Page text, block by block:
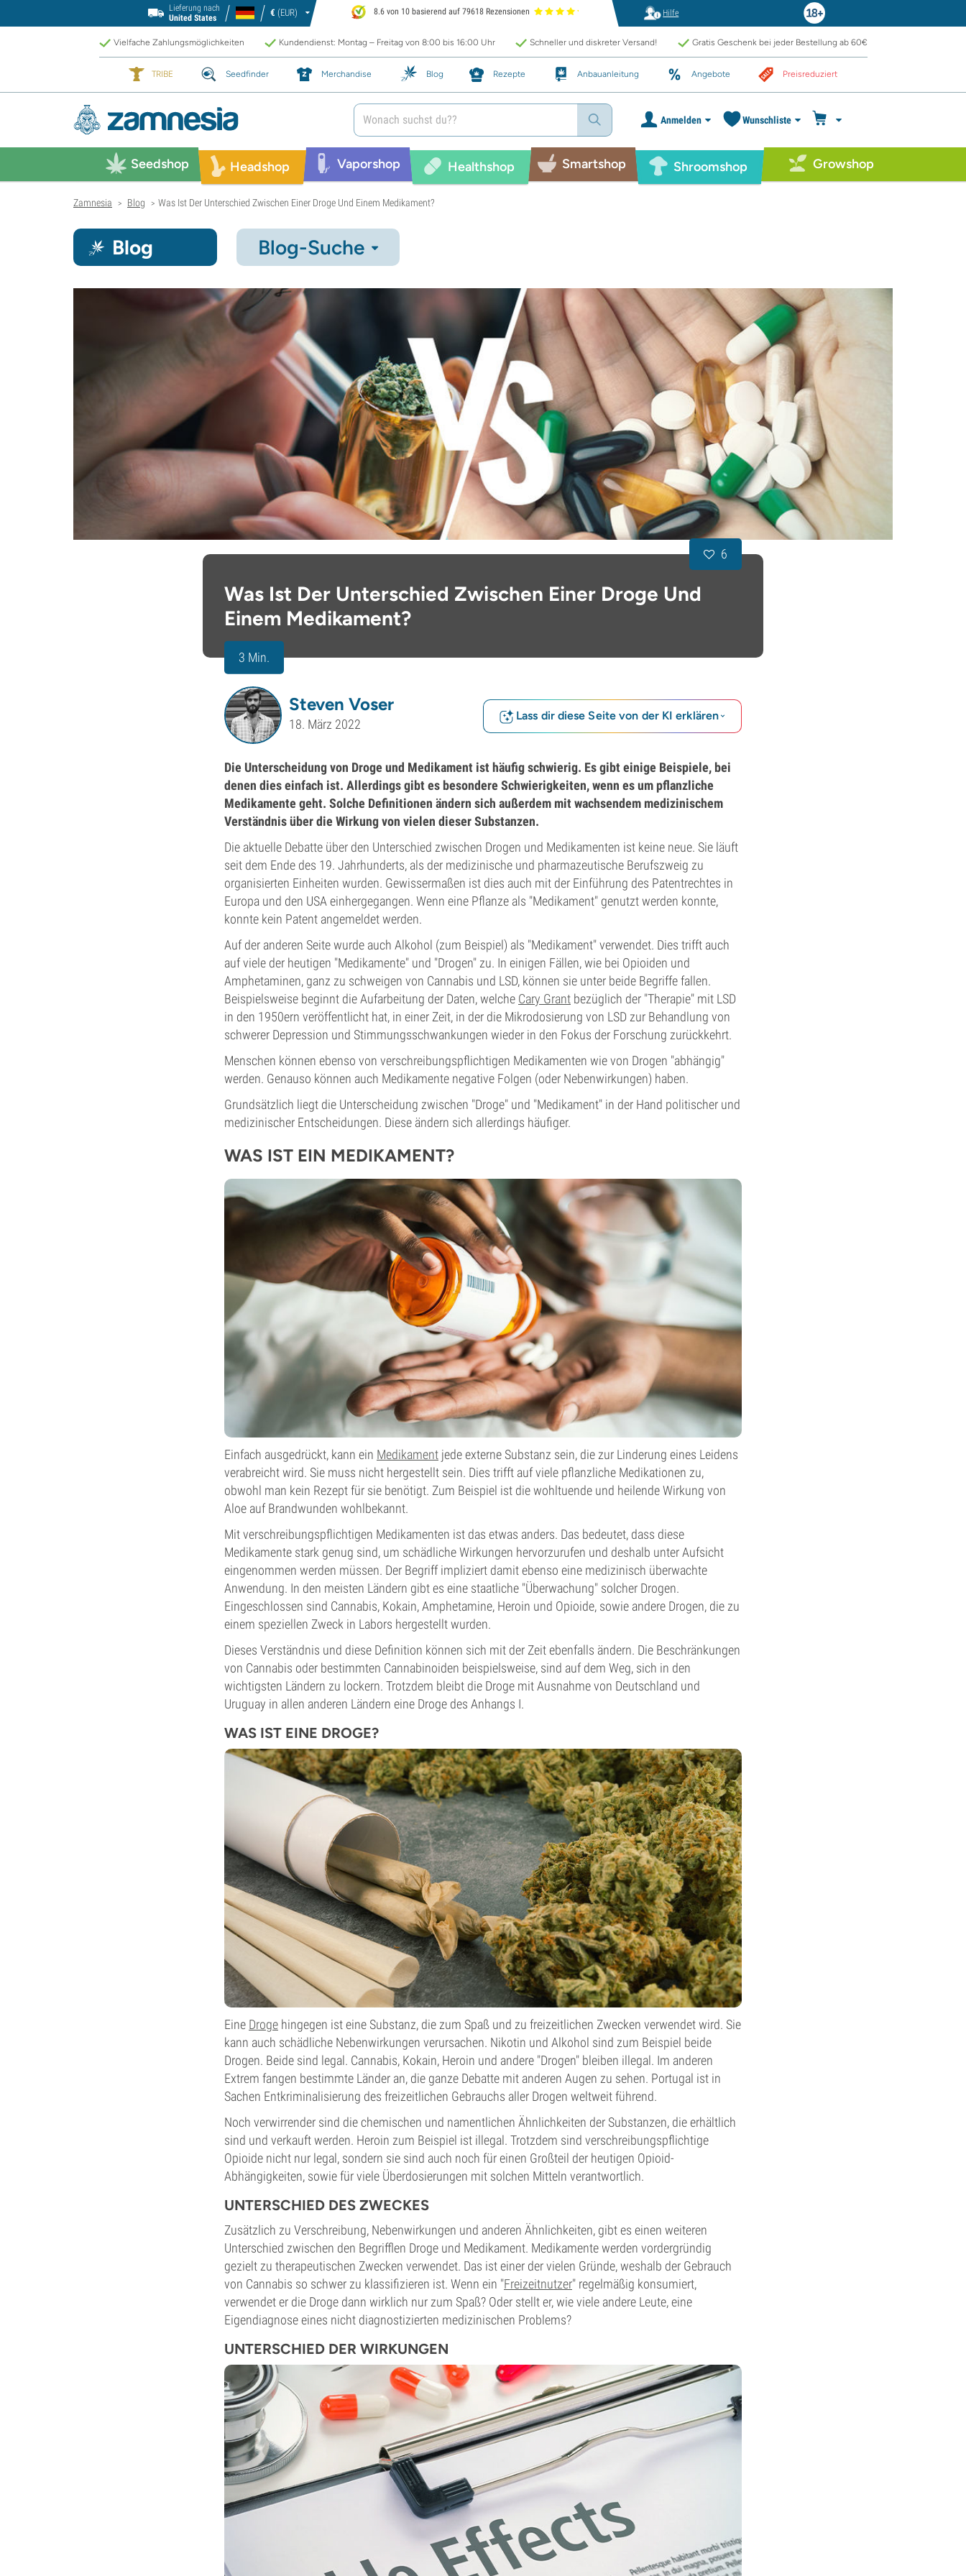
Lieferung nach
United States
€ (EUR) 8.6 von 10 basierend auf 79618 Rezensionen Hilfe
Vielfache Zahlungsmöglichkeiten Kundendienst: Montag – Freitag von 8:00 bis 16:00 Uhr Schneller und diskreter Versand! Gratis Geschenk bei jeder Bestellung ab 60€
TRIBE Seedfinder Merchandise Blog Rezepte Anbauanleitung Angebote Preisreduziert
Anmelden Wunschliste
Seedshop Headshop Vaporshop Healthshop Smartshop Shroomshop Growshop
Zamnesia > Blog > Was Ist Der Unterschied Zwischen Einer Droge Und Einem Medikament?
Blog Blog-Suche
Was Ist Der Unterschied Zwischen Einer Droge Und
Einem Medikament?
3 Min.
6
Steven Voser
18. März 2022
Lass dir diese Seite von der KI erklären
Die Unterscheidung von Droge und Medikament ist häufig schwierig. Es gibt einige Beispiele, bei
denen dies einfach ist. Allerdings gibt es besondere Schwierigkeiten, wenn es um pflanzliche
Medikamente geht. Solche Definitionen ändern sich außerdem mit wachsendem medizinischem
Verständnis über die Wirkung von vielen dieser Substanzen.
Die aktuelle Debatte über den Unterschied zwischen Drogen und Medikamenten ist keine neue. Sie läuft
seit dem Ende des 19. Jahrhunderts, als der medizinische und pharmazeutische Berufszweig zu
organisierten Einheiten wurden. Gewissermaßen ist dies auch mit der Einführung des Patentrechtes in
Europa und den USA einhergegangen. Wenn eine Pflanze als "Medikament" genutzt werden konnte,
konnte kein Patent angemeldet werden.
Auf der anderen Seite wurde auch Alkohol (zum Beispiel) als "Medikament" verwendet. Dies trifft auch
auf viele der heutigen "Medikamente" und "Drogen" zu. In einigen Fällen, wie bei Opioiden und
Amphetaminen, ganz zu schweigen von Cannabis und LSD, können sie unter beide Begriffe fallen.
Beispielsweise beginnt die Aufarbeitung der Daten, welche Cary Grant bezüglich der "Therapie" mit LSD
in den 1950ern veröffentlicht hat, in einer Zeit, in der die Mikrodosierung von LSD zur Behandlung von
schwerer Depression und Stimmungsschwankungen wieder in den Fokus der Forschung zurückkehrt.
Menschen können ebenso von verschreibungspflichtigen Medikamenten wie von Drogen "abhängig"
werden. Genauso können auch Medikamente negative Folgen (oder Nebenwirkungen) haben.
Grundsätzlich liegt die Unterscheidung zwischen "Droge" und "Medikament" in der Hand politischer und
medizinischer Entscheidungen. Diese ändern sich allerdings häufiger.
WAS IST EIN MEDIKAMENT?
Einfach ausgedrückt, kann ein Medikament jede externe Substanz sein, die zur Linderung eines Leidens
verabreicht wird. Sie muss nicht hergestellt sein. Dies trifft auf viele pflanzliche Medikationen zu,
obwohl man kein Rezept für sie benötigt. Zum Beispiel ist die wohltuende und heilende Wirkung von
Aloe auf Brandwunden wohlbekannt.
Mit verschreibungspflichtigen Medikamenten ist das etwas anders. Das bedeutet, dass diese
Medikamente stark genug sind, um schädliche Wirkungen hervorzurufen und deshalb unter Aufsicht
eingenommen werden müssen. Der Begriff impliziert damit ebenso eine medizinisch überwachte
Anwendung. In den meisten Ländern gibt es eine staatliche "Überwachung" solcher Drogen.
Eingeschlossen sind Cannabis, Kokain, Amphetamine, Heroin und Opioide, sowie andere Drogen, die zu
einem speziellen Zweck in Labors hergestellt wurden.
Dieses Verständnis und diese Definition können sich mit der Zeit ebenfalls ändern. Die Beschränkungen
von Cannabis oder bestimmten Cannabinoiden beispielsweise, sind auf dem Weg, sich in den
wichtigsten Ländern zu lockern. Trotzdem bleibt die Droge mit Ausnahme von Deutschland und
Uruguay in allen anderen Ländern eine Droge des Anhangs I.
WAS IST EINE DROGE?
Eine Droge hingegen ist eine Substanz, die zum Spaß und zu freizeitlichen Zwecken verwendet wird. Sie
kann auch schädliche Nebenwirkungen verursachen. Nikotin und Alkohol sind zum Beispiel beide
Drogen. Beide sind legal. Cannabis, Kokain, Heroin und andere "Drogen" bleiben illegal. Im anderen
Extrem fangen bestimmte Länder an, die ganze Debatte mit anderen Augen zu sehen. Portugal ist in
Sachen Entkriminalisierung des freizeitlichen Gebrauchs aller Drogen weltweit führend.
Noch verwirrender sind die chemischen und namentlichen Ähnlichkeiten der Substanzen, die erhältlich
sind und verkauft werden. Heroin zum Beispiel ist illegal. Trotzdem sind verschreibungspflichtige
Opioide nicht nur legal, sondern sie sind auch noch für einen Großteil der heutigen Opioid-
Abhängigkeiten, sowie für viele Überdosierungen mit solchen Mitteln verantwortlich.
UNTERSCHIED DES ZWECKES
Zusätzlich zu Verschreibung, Nebenwirkungen und anderen Ähnlichkeiten, gibt es einen weiteren
Unterschied zwischen den Begrifflen Droge und Medikament. Medikamente werden vordergründig
gezielt zu therapeutischen Zwecken verwendet. Das ist einer der vielen Gründe, weshalb der Gebrauch
von Cannabis so schwer zu klassifizieren ist. Wenn ein "Freizeitnutzer" regelmäßig konsumiert,
verwendet er die Droge dann wirklich nur zum Spaß? Oder stellt er, wie viele andere Leute, eine
Eigendiagnose eines nicht diagnostizierten medizinischen Problems?
UNTERSCHIED DER WIRKUNGEN